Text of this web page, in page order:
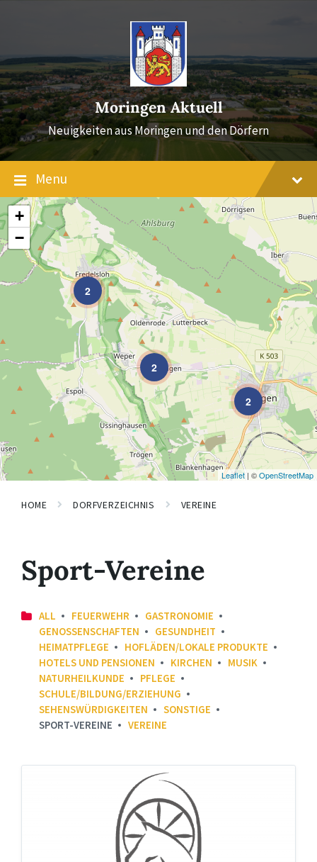
Moringen Aktuell
Neuigkeiten aus Moringen und den Dörfern
Menu
2
2
2
+
−
Leaflet | ©OpenStreetMap
HOME DORFVERZEICHNIS VEREINE
Sport-Vereine
ALL FEUERWEHR
GASTRONOMIE
GENOSSENSCHAFTEN
GESUNDHEIT
HEIMATPFLEGE
HOFLÄDEN/LOKALE PRODUKTE
HOTELS UND PENSIONEN
KIRCHEN
MUSIK
NATURHEILKUNDE
PFLEGE
SCHULE/BILDUNG/ERZIEHUNG
SEHENSWÜRDIGKEITEN
SONSTIGE
SPORT-VEREINE
VEREINE